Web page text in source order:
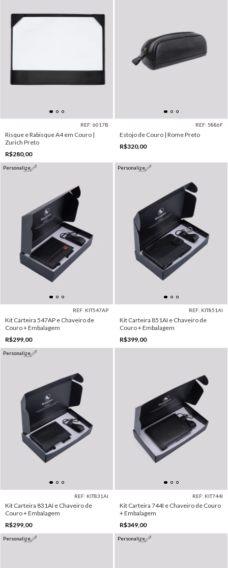
REF: 6017B
Risque e Rabisque A4 em Couro |
Zurich Preto
R$280,00
REF: 5886F
Estojo de Couro | Rome Preto
R$320,00
Personalize
REF: KIT547AP
Kit Carteira 547AP e Chaveiro de
Couro + Embalagem
R$299,00
Personalize
REF: KIT851AI
Kit Carteira 851AI e Chaveiro de
Couro + Embalagem
R$399,00
Personalize
REF: KIT831AI
Kit Carteira 831AI e Chaveiro de
Couro + Embalagem
R$299,00
REF: KIT744I
Kit Carteira 744I e Chaveiro de Couro
+ Embalagem
R$349,00
Personalize Personalize